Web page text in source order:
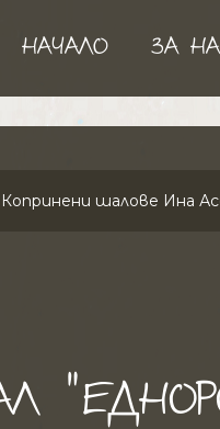
НАЧАЛО ЗА
Копринени шалове Ина